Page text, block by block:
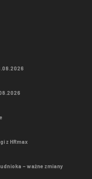
z HRmax
– ważne zmiany